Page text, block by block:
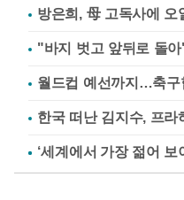
방은희, 母 고독사에
"바지 벗고 앞뒤로 돌
월드컵 예선까지…축구
한국 떠난 김지수, 프